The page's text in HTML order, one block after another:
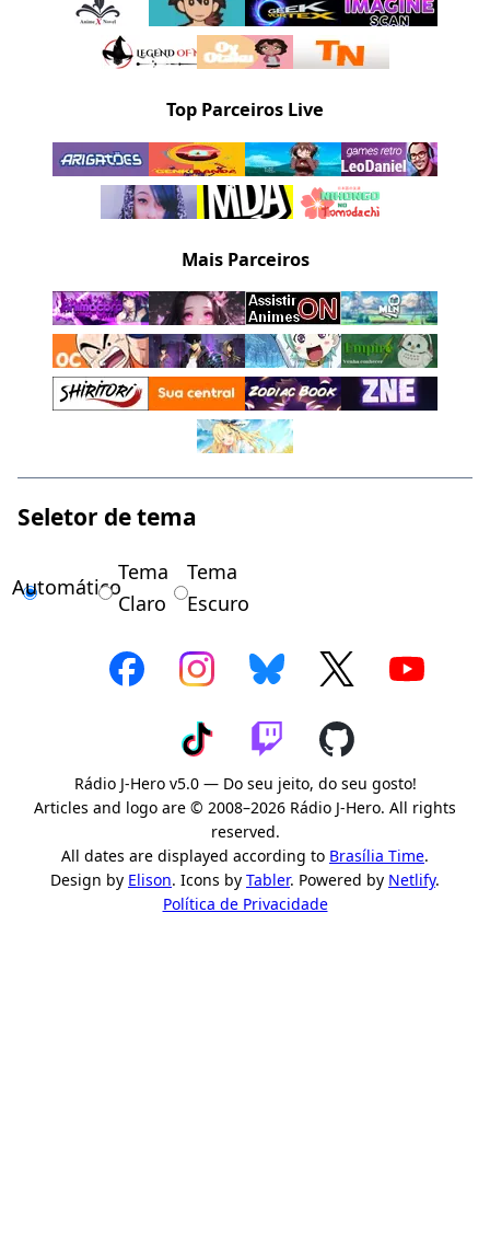
Top Parceiros Live
Mais Parceiros
Seletor de tema
Automático
Tema
Claro
Tema
Escuro
Rádio J-Hero v5.0 — Do seu jeito, do seu gosto!
Articles and logo are © 2008–2026 Rádio J-Hero. All rights
reserved.
All dates are displayed according to Brasília Time.
Design by Elison. Icons by Tabler. Powered by Netlify.
Política de Privacidade